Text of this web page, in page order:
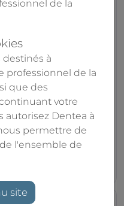
à ultrasons
de table 3L
Technology
de la
destinés à
professionnel de la
que des
votre
autorisez Dentea à
permettre de
l'ensemble de
site